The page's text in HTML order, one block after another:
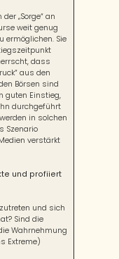
„Sorge“ an
weit genug
ermöglichen. Sie
dass
aus den
Börsen sind
guten Einstieg,
durchgeführt
in solchen
Szenario
verstärkt
und profiiert
und sich
Sind die
Wahrnehmung
Extreme)